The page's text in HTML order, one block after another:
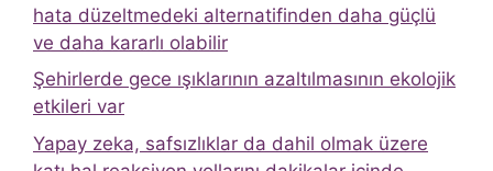
hata düzeltmedeki alternatifinden daha güçlü
ve daha kararlı olabilir
Şehirlerde gece ışıklarının azaltılmasının ekolojik
etkileri var
Yapay zeka, safsızlıklar da dahil olmak üzere